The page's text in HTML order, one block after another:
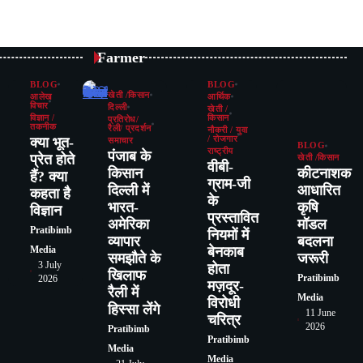
BLOG
आलेख
विचार
विज्ञान /
तकनीक
क्या भूत-
प्रेत होते
हैं? क्या
कहता है
विज्ञान
Pratibimb
Media
3 July
2026
Farmer
खेती /किसान
दिल्ली
प्रतिरोध/
रैली/ प्रदर्शन
समाचार
पंजाब के
किसान
दिल्ली में
भारत-
अमेरिका
व्यापार
समझौते के
खिलाफ
रैली में
हिस्सा लेंगे
Pratibimb
Media
BLOG
आर्थिक
खेती /
किसान
नौकरी / युवा
/ रोजगार
राष्ट्रीय
वीबी-
ग्राम-जी
के
प्रस्तावित
नियमों में
बेनकाब
होता
मज़दूर-
विरोधी
चरित्र
Pratibimb
Media
BLOG
खेती /किसान
कीटनाशक
आधारित
कृषि
मॉडल
बदलना
जरूरी
Pratibimb
Media
11 June
2026